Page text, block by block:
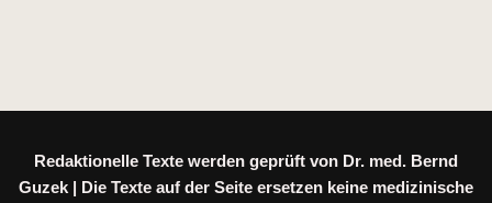
Redaktionelle Texte werden geprüft von Dr. med. Bernd
Guzek | Die Texte auf der Seite ersetzen keine medizinische